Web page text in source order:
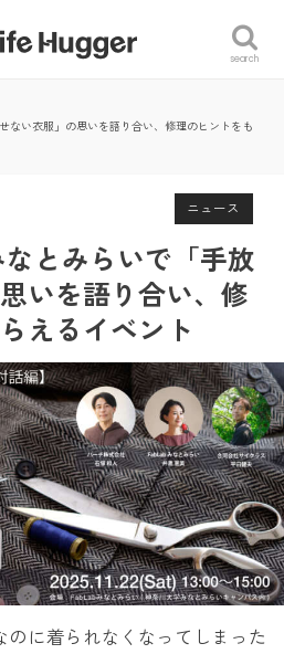
search
ない衣服」の思いを語り合い、修理のヒントをも
ニュース
なとみらいで「手放
いを語り合い、修
えるイベント
のに着られなくなってしまった